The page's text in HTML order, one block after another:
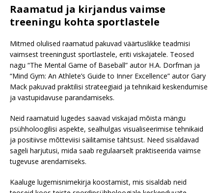
Raamatud ja kirjandus vaimse
treeningu kohta sportlastele
Mitmed olulised raamatud pakuvad väärtuslikke teadmisi
vaimsest treeningust sportlastele, eriti viskajatele. Teosed
nagu “The Mental Game of Baseball” autor H.A. Dorfman ja
“Mind Gym: An Athlete’s Guide to Inner Excellence” autor Gary
Mack pakuvad praktilisi strateegiaid ja tehnikaid keskendumise
ja vastupidavuse parandamiseks.
Neid raamatuid lugedes saavad viskajad mõista mängu
psühholoogilisi aspekte, sealhulgas visualiseerimise tehnikaid
ja positiivse mõtteviisi säilitamise tähtsust. Need sisaldavad
sageli harjutusi, mida saab regulaarselt praktiseerida vaimse
tugevuse arendamiseks.
Kaaluge lugemisnimekirja koostamist, mis sisaldab neid